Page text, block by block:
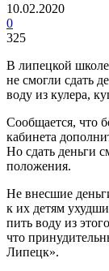
10.02.2020
0
325
В липецкой
не смогли сдать
воду из кулера,
Сообщается, что
кабинета
Но сдать деньги
положения.
Не внесшие
к их детям
пить воду из
что
Липецк».